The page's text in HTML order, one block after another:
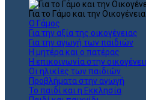
Για το Γάμο και την Οικογένεια
Ο Γάμος
Για την αξία της οικογένειας
Για την αγωγή των παιδιών
Η μητέρα και ο πατέρας
Η επικοινωνία στην
Οι ηλικίες των παιδιών
Προβλήματα στην αγωγή
Το παιδί και η Εκκλησία